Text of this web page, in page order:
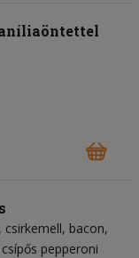
csirkemell bacon
csípős pepperoni